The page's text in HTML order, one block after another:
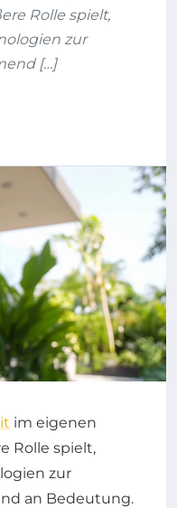
Rolle spielt,
zur
[…]
im eigenen
Rolle spielt,
zur
an Bedeutung.